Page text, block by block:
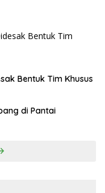
Bentuk Tim Khusus
di Pantai